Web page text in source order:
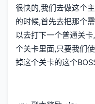
很快的,我们去做这个
的时候,首先去把那个
以去打下一个普通关
个关卡里面,只要我们
掉这个关卡的这个